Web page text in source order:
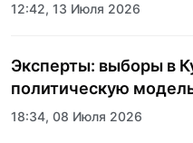
12:42, 13 Июля 2026
Эксперты: выборы в
политическую
18:34, 08 Июля 2026